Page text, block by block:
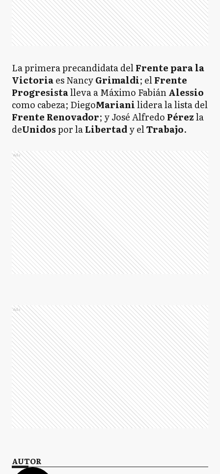
La primera precandidata delFrente para la
Victoriaes NancyGrimaldi; elFrente
Progresistalleva a Máximo FabiánAlessio
como cabeza; DiegoMarianilidera la lista del
Frente Renovador; y José Alfredo Pérezla
deUnidospor laLibertady elTrabajo.
Ads
Ads
AUTOR